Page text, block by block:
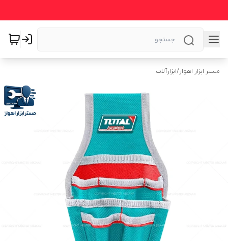
مستر ابزار اهواز/ابزارآلات